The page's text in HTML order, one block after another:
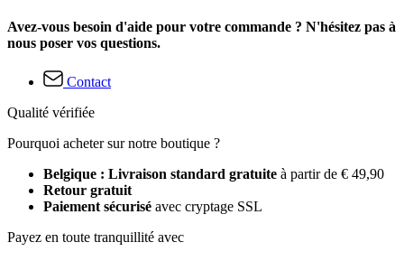
Avez-vous besoin d'aide pour votre commande ? N'hésitez pas à
nous poser vos questions.
Contact
Qualité vérifiée
Pourquoi acheter sur notre boutique ?
Belgique : Livraison standard gratuite à partir de € 49,90
Retour gratuit
Paiement sécurisé avec cryptage SSL
Payez en toute tranquillité avec